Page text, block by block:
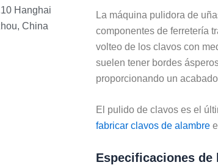
Hanghai
China
La máquina pulidora de
componentes de ferretería
volteo de los clavos con
suelen tener bordes
proporcionando un
El pulido de clavos es el
fabricar clavos de alambre
Especificaciones de